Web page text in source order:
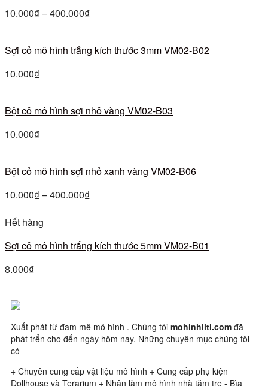
10.000₫–400.000₫
Sợi cỏ mô hình trắng kích thước 3mm VM02-B02
10.000₫
Bột cỏ mô hình sợi nhỏ vàng VM02-B03
10.000₫
Bột cỏ mô hình sợi nhỏ xanh vàng VM02-B06
10.000₫–400.000₫
Hết hàng
Sợi cỏ mô hình trắng kích thước 5mm VM02-B01
8.000₫
Xuất phát từ đam mê mô hình . Chúng tôi mohinhliti.com đã
phát trển cho đến ngày hôm nay. Những chuyên mục chúng tôi
có
+ Chuyên cung cấp vật liệu mô hình + Cung cấp phụ kiện
Dollhouse và Terarium + Nhận làm mô hình nhà tăm tre - Bìa